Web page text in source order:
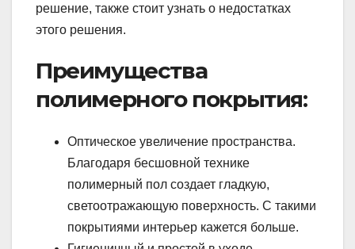
решение, также стоит узнать о недостатках
этого решения.
Преимущества
полимерного покрытия:
Оптическое увеличение пространства.
Благодаря бесшовной технике
полимерный пол создает гладкую,
светоотражающую поверхность. С такими
покрытиями интерьер кажется больше.